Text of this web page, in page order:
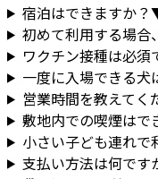
宿泊はできますか？
初めて利用する場合
ワクチン接種は必須
一度に入場できる犬
営業時間を教えてく
敷地内での喫煙はで
小さい子ども連れで
支払い方法は何です